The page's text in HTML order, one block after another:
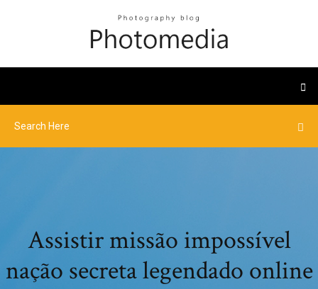
Assistir missão impossível
nação secreta legendado online